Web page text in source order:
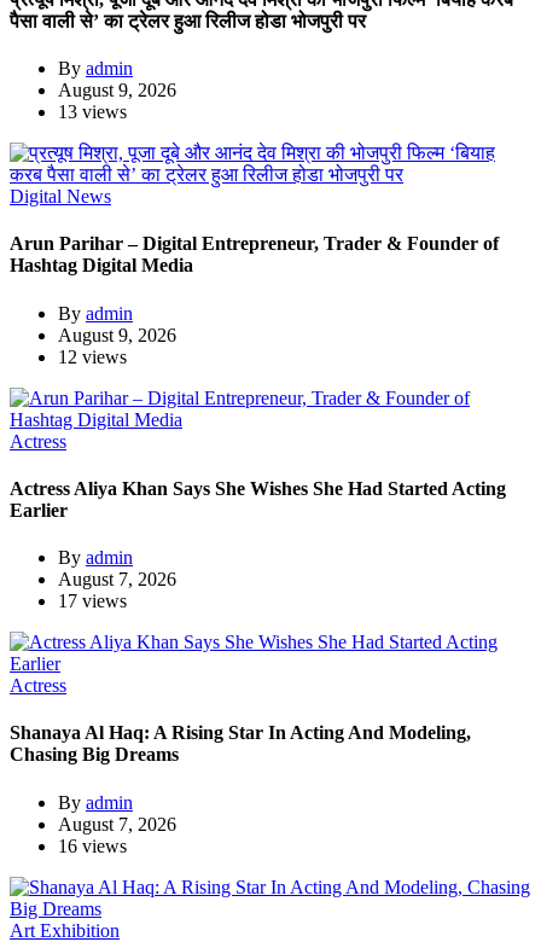
पैसा वाली से’ का ट्रेलर हुआ रिलीज होडा भोजपुरी पर
By admin
August 9, 2026
13 views
Digital News
Arun Parihar – Digital Entrepreneur, Trader & Founder of
Hashtag Digital Media
By admin
August 9, 2026
12 views
Actress
Actress Aliya Khan Says She Wishes She Had Started Acting
Earlier
By admin
August 7, 2026
17 views
Actress
Shanaya Al Haq: A Rising Star In Acting And Modeling,
Chasing Big Dreams
By admin
August 7, 2026
16 views
Art Exhibition